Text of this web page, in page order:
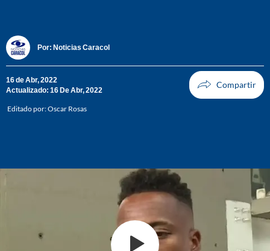
Por: Noticias Caracol
16 de Abr, 2022
Actualizado: 16 De Abr, 2022
Editado por:Oscar Rosas